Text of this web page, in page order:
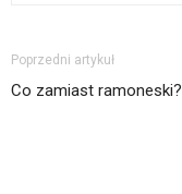
Poprzedni artykuł
Co zamiast ramoneski?